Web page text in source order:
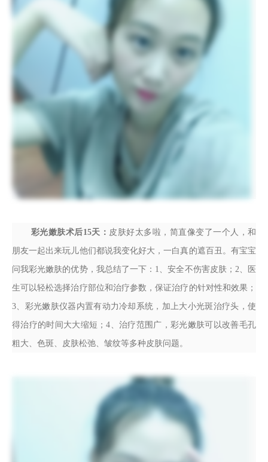
彩光嫩肤术后15天： 皮肤好太多啦，简直像变了一个人，和
朋友一起出来玩儿他们都说我变化好大，一白真的遮百丑。有宝宝
问我彩光嫩肤的优势，我总结了一下：1、安全不伤害皮肤；2、医
生可以轻松选择治疗部位和治疗参数，保证治疗的针对性和效果；
3、彩光嫩肤仪器内置有动力冷却系统，加上大小光斑治疗头，使
得治疗的时间大大缩短；4、治疗范围广，彩光嫩肤可以改善毛孔
粗大、色斑、皮肤松弛、皱纹等多种皮肤问题。